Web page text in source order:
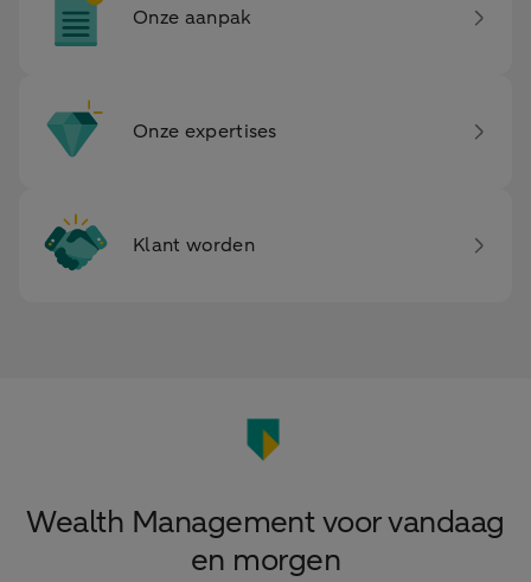
Onze aanpak
Onze expertises
Klant worden
Wealth Management voor vandaag
en morgen